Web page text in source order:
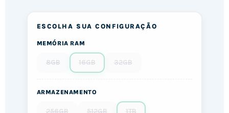
ESCOLHA SUA CONFIGURAÇÃO
MEMÓRIA RAM
8GB 16GB 32GB
ARMAZENAMENTO